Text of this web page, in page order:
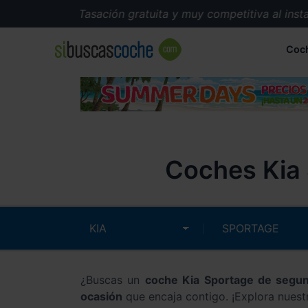
Tasación gratuita y muy competitiva al instante.
Coches
¿Buscas un coche Kia Sportage de
ocasión que encaja contigo. ¡Explora